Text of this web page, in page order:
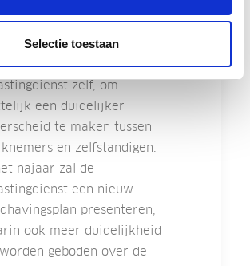
Selectie toestaan
Hiervoor is
nieuwe wet nodig, maar
wenselijk, ook voor de
zelf, om
een duidelijker
te maken tussen
en zelfstandigen.
najaar zal de
een nieuw
presenteren,
ook meer duidelijkheid
geboden over de